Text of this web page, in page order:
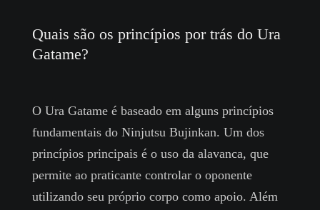
Quais são os princípios por trás do Ura
Gatame?
O Ura Gatame é baseado em alguns princípios
fundamentais do Ninjutsu Bujinkan. Um dos
princípios principais é o uso da alavanca, que
permite ao praticante controlar o oponente
utilizando seu próprio corpo como apoio. Além